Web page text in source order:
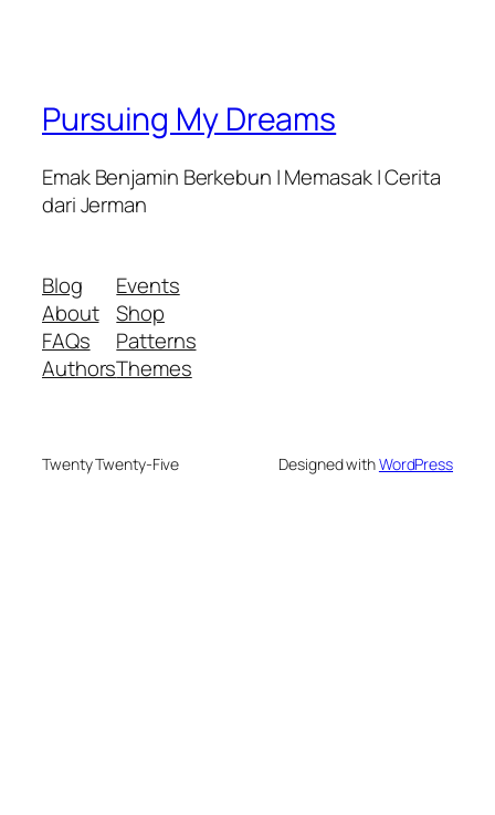
Pursuing My Dreams
Emak Benjamin Berkebun | Memasak | Cerita
dari Jerman
Blog
About
FAQs
Authors
Events
Shop
Patterns
Themes
Twenty Twenty-Five Designed withWordPress